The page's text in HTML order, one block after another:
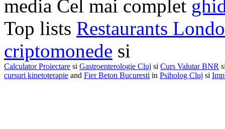
media Cel mai complet
Top lists Restaurants
criptomonede si
Calculator Proiectare si Gastroenterologie Cluj si Curs Valutar BNR
cursuri kinetoterapie and Fier Beton Bucuresti in Psiholog Cluj si